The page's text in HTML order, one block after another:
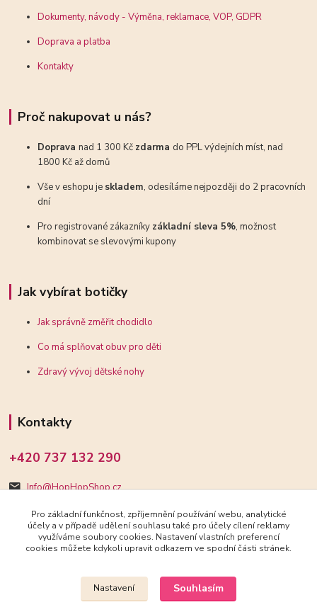
Dokumenty, návody - Výměna, reklamace, VOP, GDPR
Doprava a platba
Kontakty
Proč nakupovat u nás?
Dopravanad 1 300 Kč zdarma do PPL výdejních míst, nad
1800 Kč až domů
Vše v eshopu je skladem, odesíláme nejpozději do 2 pracovních
dní
Pro registrované zákazníky základní sleva 5%, možnost
kombinovat se slevovými kupony
Jak vybírat botičky
Jak správně změřit chodidlo
Co má splňovat obuv pro děti
Zdravý vývoj dětské nohy
Kontakty
+420 737 132 290
Info@HopHopShop.cz
Upravit sběr cookies.
Pro základní funkčnost, zpříjemnění používání webu, analytické
účely a v případě udělení souhlasu také pro účely cílení reklamy
využíváme soubory cookies. Nastavení vlastních preferencí
cookies můžete kdykoli upravit odkazem ve spodní části stránek.
Nastavení Souhlasím